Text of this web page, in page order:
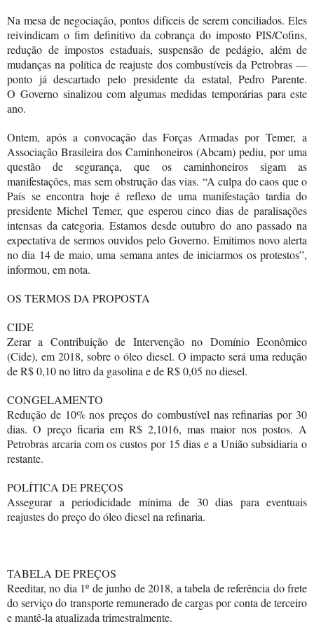
Na mesa de negociação, pontos difíceis de serem conciliados. Eles
reivindicam o fim definitivo da cobrança do imposto PIS/Cofins,
redução de impostos estaduais, suspensão de pedágio, além de
mudanças na política de reajuste dos combustíveis da Petrobras —
ponto já descartado pelo presidente da estatal, Pedro Parente.
OGoverno sinalizou com algumas medidas temporárias para este
ano.
Ontem, após a convocação das Forças Armadas por Temer, a
Associação Brasileira dos Caminhoneiros (Abcam) pediu, por uma
questão de segurança, que os caminhoneiros sigam as
manifestações, mas sem obstrução das vias. “A culpa do caos que o
País se encontra hoje é reflexo de uma manifestação tardia do
presidente Michel Temer, que esperou cinco dias de paralisações
intensas da categoria. Estamos desde outubro do ano passado na
expectativa de sermos ouvidos pelo Governo. Emitimos novo alerta
no dia 14 de maio, uma semana antes de iniciarmos os protestos”,
informou, em nota.
OS TERMOS DA PROPOSTA
CIDE
Zerar a Contribuição de Intervenção no Domínio Econômico
(Cide), em 2018, sobre o óleo diesel. O impacto será uma redução
de R$ 0,10 no litro da gasolina e de R$ 0,05 no diesel.
CONGELAMENTO
Redução de 10% nos preços do combustível nas refinarias por 30
dias. O preço ficaria em R$ 2,1016, mas maior nos postos. A
Petrobras arcaria com os custos por 15 dias e a União subsidiaria o
restante.
POLÍTICA DE PREÇOS
Assegurar a periodicidade mínima de 30 dias para eventuais
reajustes do preço do óleo diesel na refinaria.
TABELA DE PREÇOS
Reeditar, no dia 1º de junho de 2018, a tabela de referência do frete
do serviço do transporte remunerado de cargas por conta de terceiro
e mantê-la atualizada trimestralmente.